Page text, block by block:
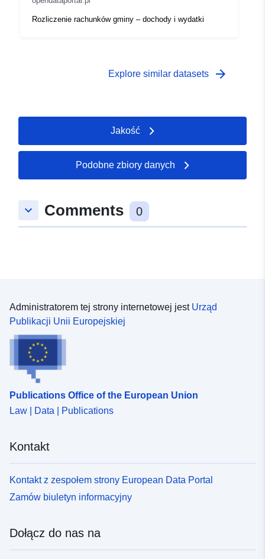
Rozliczenie rachunków gminy – dochody i wydatki
Explore similar datasets arrow_forward
Jakość
Podobne zbiory danych
keyboard_arrow_down Comments 0
Administratorem tej strony internetowej jest Urząd
Publikacji Unii Europejskiej
Publications Office of the European Union
Law | Data | Publications
Kontakt
Kontakt z zespołem strony European Data Portal
Zamów biuletyn informacyjny
Dołącz do nas na